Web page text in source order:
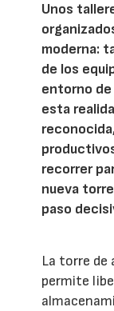
Unos
moderna:
de los
entorno de
esta
recorrer
nueva
paso
La torre de
permite